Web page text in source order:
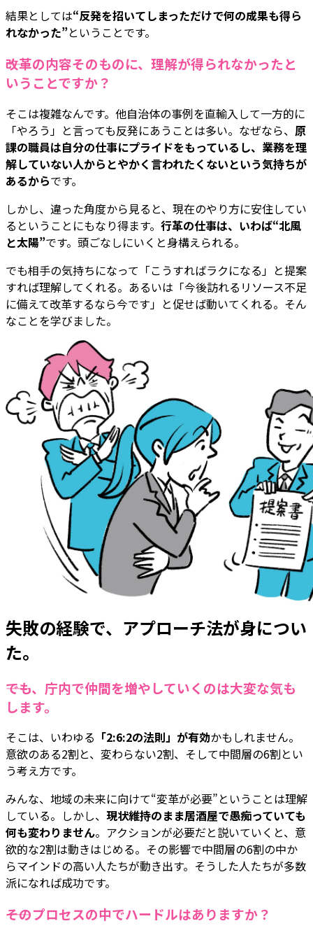
結果としては“反発を招いてしまっただけで何の成果も得ら
れなかった”ということです。
――改革の内容そのものに、理解が得られなかったと
いうことですか？
そこは複雑なんです。他自治体の事例を直輸入して一方的に
「やろう」と言っても反発にあうことは多い。なぜなら、 原
課の職員は自分の仕事にプライドをもっているし、業務を理
解していない人からとやかく言われたくないという気持ちが
あるからです。
しかし、違った角度から見ると、現在のやり方に安住してい
るということにもなり得ます。 行革の仕事は、いわば“北風
と太陽”です。頭ごなしにいくと身構えられる。
でも相手の気持ちになって「こうすればラクになる」と提案
すれば理解してくれる。あるいは「今後訪れるリソース不足
に備えて改革するなら今です」と促せば動いてくれる。そん
なことを学びました。
失敗の経験で、アプローチ法が身につい
た。
――でも、庁内で仲間を増やしていくのは大変な気も
します。
そこは、いわゆる 「2:6:2の法則」が有効かもしれません。
意欲のある2割と、変わらない2割、そして中間層の6割とい
う考え方です。
みんな、地域の未来に向けて“変革が必要”ということは理解
している。しかし、 現状維持のまま居酒屋で愚痴っていても
何も変わりません。アクションが必要だと説いていくと、意
欲的な2割は動きはじめる。その影響で中間層の6割の中か
らマインドの高い人たちが動き出す。そうした人たちが多数
派になれば成功です。
――そのプロセスの中でハードルはありますか？